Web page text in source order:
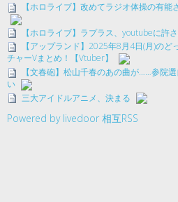
【ホロライブ】改めてラジオ体操の有能
【ホロライブ】ラプラス、youtubeに許
【アップランド】2025年8月4日(月)の
チャーVまとめ！【Vtuber】
【文春砲】松山千春のあの曲が……参院
い
三大アイドルアニメ、決まる
Powered by livedoor 相互RSS